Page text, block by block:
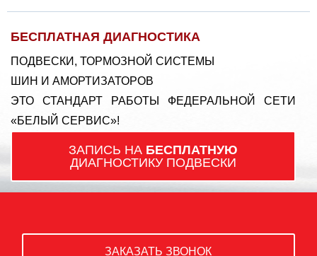
БЕСПЛАТНАЯ ДИАГНОСТИКА
ПОДВЕСКИ, ТОРМОЗНОЙ СИСТЕМЫ
ШИН И АМОРТИЗАТОРОВ
ЭТО СТАНДАРТ РАБОТЫ ФЕДЕРАЛЬНОЙ СЕТИ
«БЕЛЫЙ СЕРВИС»!
ЗАПИСЬ НА БЕСПЛАТНУЮ
ДИАГНОСТИКУ ПОДВЕСКИ
ЗАКАЗАТЬ ЗВОНОК